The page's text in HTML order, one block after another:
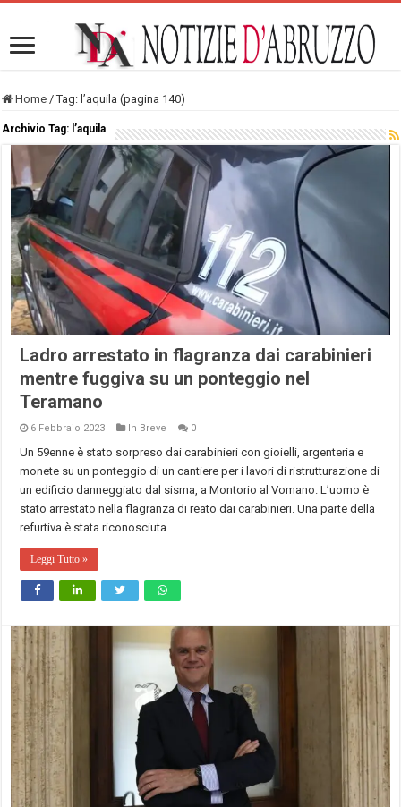
Home / Tag: l’aquila (pagina 140)
Archivio Tag: l’aquila
Ladro arrestato in flagranza dai carabinieri
mentre fuggiva su un ponteggio nel
Teramano
6 Febbraio 2023 In Breve 0
Un 59enne è stato sorpreso dai carabinieri con gioielli, argenteria e
monete su un ponteggio di un cantiere per i lavori di ristrutturazione di
un edificio danneggiato dal sisma, a Montorio al Vomano. L’uomo è
stato arrestato nella flagranza di reato dai carabinieri. Una parte della
refurtiva è stata riconosciuta …
Leggi Tutto »